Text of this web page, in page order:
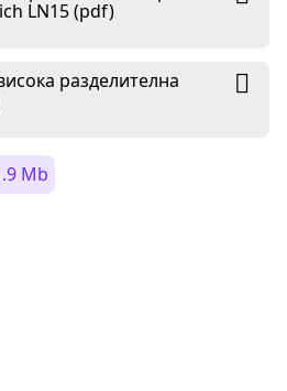
LN15 (pdf)
разделителна
Mb